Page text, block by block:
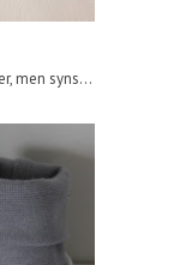
men syns...